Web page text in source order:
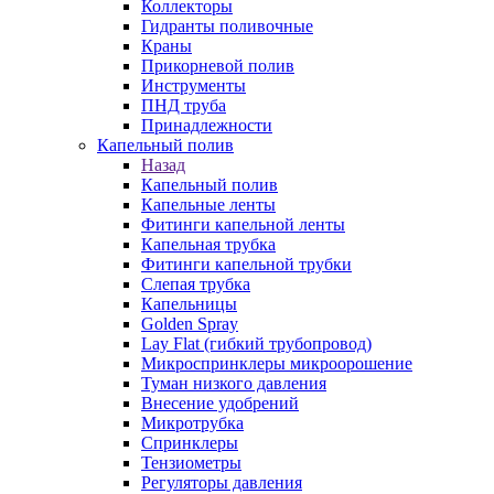
Коллекторы
Гидранты поливочные
Краны
Прикорневой полив
Инструменты
ПНД труба
Принадлежности
Капельный полив
Назад
Капельный полив
Капельные ленты
Фитинги капельной ленты
Капельная трубка
Фитинги капельной трубки
Слепая трубка
Капельницы
Golden Spray
Lay Flat (гибкий трубопровод)
Микроспринклеры микроорошение
Туман низкого давления
Внесение удобрений
Микротрубка
Спринклеры
Тензиометры
Регуляторы давления